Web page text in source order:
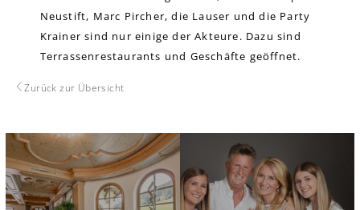
Neustift, Marc Pircher, die Lauser und die Party
Krainer sind nur einige der Akteure. Dazu sind
Terrassenrestaurants und Geschäfte geöffnet.
Zurück zur Übersicht